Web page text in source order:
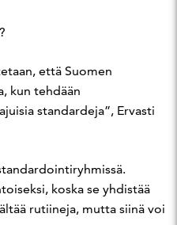
että Suomen
kun tehdään
standardeja”, Ervasti
koska se yhdistää
rutiineja, mutta siinä voi